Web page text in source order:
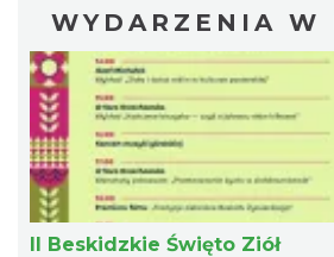
WYDARZENIA W
II Beskidzkie Święto Ziół